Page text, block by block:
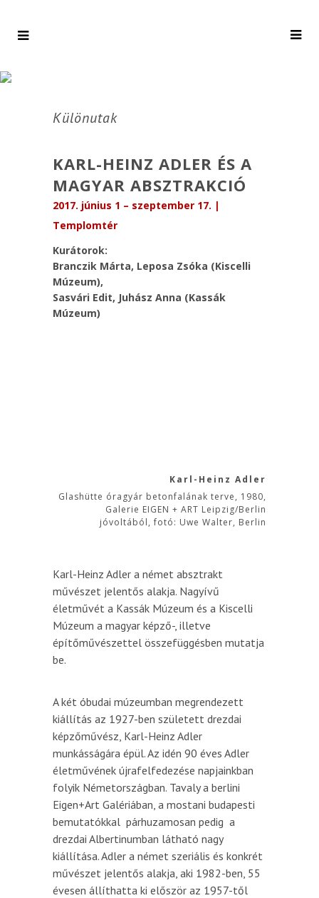
Különutak
KARL-HEINZ ADLER ÉS A
MAGYAR ABSZTRAKCIÓ
2017. június 1 – szeptember 17. |
Templomtér
Kurátorok:
Branczik Márta, Leposa Zsóka (Kiscelli
Múzeum),
Sasvári Edit, Juhász Anna (Kassák
Múzeum)
Karl-Heinz Adler
Glashütte óragyár betonfalának terve, 1980,
Galerie EIGEN + ART Leipzig/Berlin
jóvoltából, fotó: Uwe Walter, Berlin
Karl-Heinz Adler a német absztrakt
művészet jelentős alakja. Nagyívű
életművét a Kassák Múzeum és a Kiscelli
Múzeum a magyar képző-, illetve
építőművészettel összefüggésben mutatja
be.
A két óbudai múzeumban megrendezett
kiállítás az 1927-ben született drezdai
képzőművész, Karl-Heinz Adler
munkásságára épül. Az idén 90 éves Adler
életművének újrafelfedezése napjainkban
folyik Németországban. Tavaly a berlini
Eigen+Art Galériában, a mostani budapesti
bemutatókkal párhuzamosan pedig a
drezdai Albertinumban látható nagy
kiállítása. Adler a német szeriális és konkrét
művészet jelentős alakja, aki 1982-ben, 55
évesen állíthatta ki először az 1957-től